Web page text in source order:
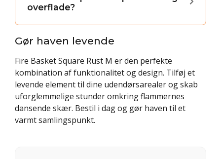
overflade?
Gør haven levende
Fire Basket Square Rust M er den perfekte
kombination af funktionalitet og design. Tilføj et
levende element til dine udendørsarealer og skab
uforglemmelige stunder omkring flammernes
dansende skær. Bestil i dag og gør haven til et
varmt samlingspunkt.